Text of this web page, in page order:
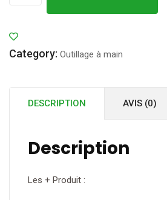
de
Wolf
-
multi-
usages
Category: Outillage à main
DESCRIPTION AVIS (0)
Description
Les + Produit :